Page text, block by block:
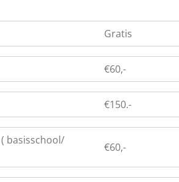
Gratis
€60,-
€150.-
basisschool/
€60,-